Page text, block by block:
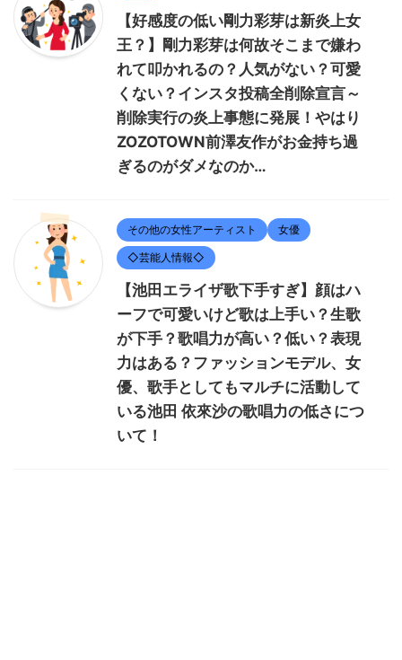
【好感度の低い剛力彩芽は新炎上女
王？】剛力彩芽は何故そこまで嫌わ
れて叩かれるの？人気がない？可愛
くない？インスタ投稿全削除宣言～
削除実行の炎上事態に発展！やはり
ZOZOTOWN前澤友作がお金持ち過
ぎるのがダメなのか…
その他の女性アーティスト 女優
◇芸能人情報◇
【池田エライザ歌下手すぎ】顔はハ
ーフで可愛いけど歌は上手い？生歌
が下手？歌唱力が高い？低い？表現
力はある？ファッションモデル、女
優、歌手としてもマルチに活動して
いる池田 依來沙の歌唱力の低さにつ
いて！